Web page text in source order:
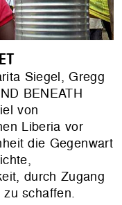
Siegel, Gregg
BENEATH
von
Liberia vor
die Gegenwart
durch Zugang
schaffen.